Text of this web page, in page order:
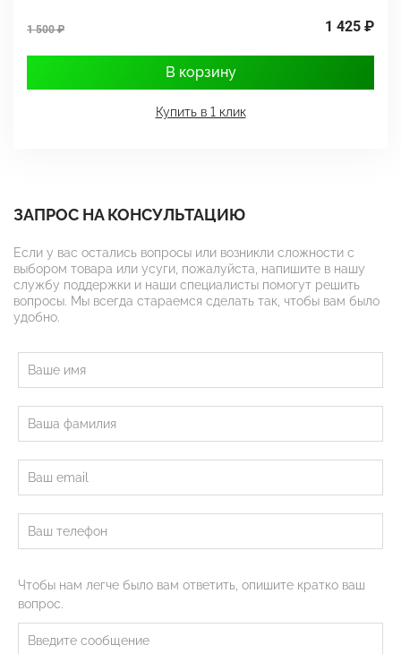
1 500 ₽ 1 425 ₽
В корзину
Купить в 1 клик
ЗАПРОС НА КОНСУЛЬТАЦИЮ
Если у вас остались вопросы или возникли сложности с
выбором товара или усуги, пожалуйста, напишите в нашу
службу поддержки и наши специалисты помогут решить
вопросы. Мы всегда стараемся сделать так, чтобы вам было
удобно.
Чтобы нам легче было вам ответить, опишите кратко ваш
вопрос.